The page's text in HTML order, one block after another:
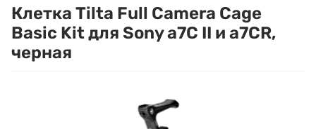
Номер телефона*
Номер телефона*
Клетка Tilta Full Camera Cage
Basic Kit для Sony a7C II и a7CR,
черная
Номер телефона*